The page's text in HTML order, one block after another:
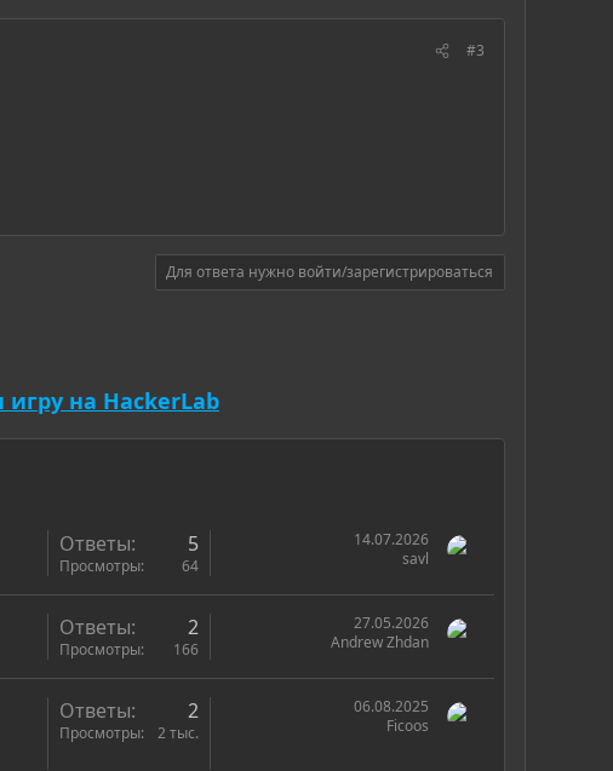
#3
Для ответа нужно войти/зарегистрироваться
на HackerLab
Ответы 5
Просмотры 64
14.07.2026
savl
Ответы 2
Просмотры 166
27.05.2026
Andrew Zhdan
Ответы 2
Просмотры 2 тыс.
06.08.2025
Ficoos